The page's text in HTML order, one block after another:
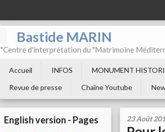
Bastide MARIN
"Centre d'interprétation du "Matrimoine
Accueil INFOS MONUMENT
Revue de presse
Chaîne Youtube
English version - Pages
23 Août